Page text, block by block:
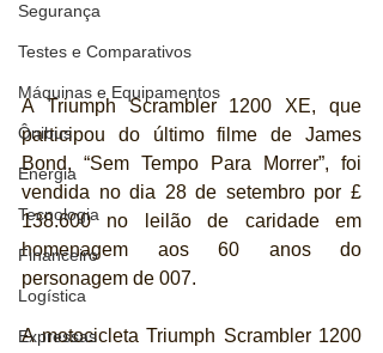
Segurança
Testes e Comparativos
Máquinas e Equipamentos
Ônibus
Energia
Tecnologia
Financeiro
Logística
Expressas
A Triumph Scrambler 1200 XE, que
participou do último filme de James
Bond, “Sem Tempo Para Morrer”, foi
vendida no dia 28 de setembro por £
138.600 no leilão de caridade em
homenagem aos 60 anos do
personagem de 007.
A motocicleta Triumph Scrambler 1200